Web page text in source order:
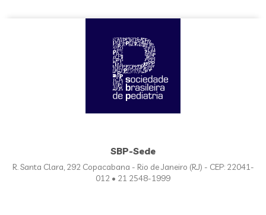
SBP-Sede
R. Santa Clara, 292 Copacabana - Rio de Janeiro (RJ) - CEP: 22041-
012 • 21 2548-1999